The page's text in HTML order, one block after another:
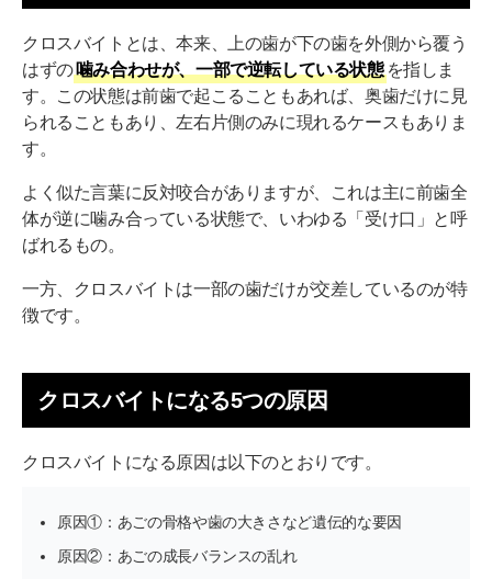
原因⑤：乳歯の早期脱落や歯の生え変わりの問題
クロスバイトの矯正治療法
ワイヤー矯正（表側・裏側）
外科矯正
小児矯正
クロスバイトの症例
治療期間5ヶ月・治療総額33万円
噛み合わせが気になったら、まずは無料診断から
クロスバイトを治療しないと起こる6つのリスク
リスク①：顔の歪み・あごのズレが進行する
現れる
リスク③：虫歯・歯周病になりやすくなる
クロスバイトとは、本来、上の歯が下の歯を外側から覆う
はずの 噛み合わせが、一部で逆転している状態 を指しま
す。この状態は前歯で起こることもあれば、奥歯だけに見
られることもあり、左右片側のみに現れるケースもありま
す。
よく似た言葉に反対咬合がありますが、これは主に前歯全
体が逆に噛み合っている状態で、いわゆる「受け口」と呼
ばれるもの。
一方、クロスバイトは一部の歯だけが交差しているのが特
徴です。
クロスバイトになる5つの原因
クロスバイトになる原因は以下のとおりです。
原因①：あごの骨格や歯の大きさなど遺伝的な要因
原因②：あごの成長バランスの乱れ